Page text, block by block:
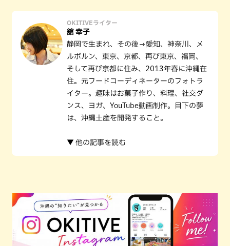
OKITIVEライター
舘 幸子
静岡で生まれ、その後→愛知、神奈川、メ
ルボルン、東京、京都、再び東京、福岡、
そして再び京都に住み、2013年春に沖縄在
住。元フードコーディネーターのフォトラ
イター。趣味はお菓子作り、料理、社交ダ
ンス、ヨガ、YouTube動画制作。目下の夢
は、沖縄土産を開発すること。
▼ 他の記事を読む